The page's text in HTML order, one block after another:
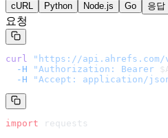
cURL
Python Node.js Go 응답
요청
curl " https://api.ahrefs.com/
  -H
"Authorization: Bearer
  -H
"Accept: application/
import requests